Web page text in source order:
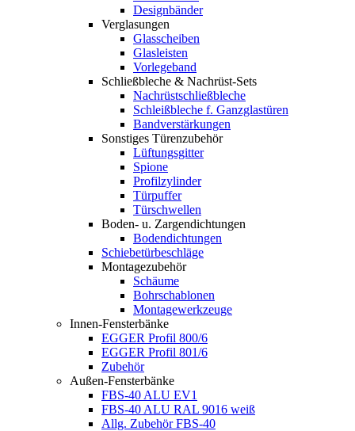
Designbänder
Verglasungen
Glasscheiben
Glasleisten
Vorlegeband
Schließbleche & Nachrüst-Sets
Nachrüstschließbleche
Schleißbleche f. Ganzglastüren
Bandverstärkungen
Sonstiges Türenzubehör
Lüftungsgitter
Spione
Profilzylinder
Türpuffer
Türschwellen
Boden- u. Zargendichtungen
Bodendichtungen
Schiebetürbeschläge
Montagezubehör
Schäume
Bohrschablonen
Montagewerkzeuge
Innen-Fensterbänke
EGGER Profil 800/6
EGGER Profil 801/6
Zubehör
Außen-Fensterbänke
FBS-40 ALU EV1
FBS-40 ALU RAL 9016 weiß
Allg. Zubehör FBS-40